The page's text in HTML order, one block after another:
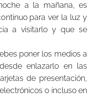
a la mañana, es
para ver la luz y
a visitarlo y que se
poner los medios a
enlazarlo en las
de presentación,
o incluso en